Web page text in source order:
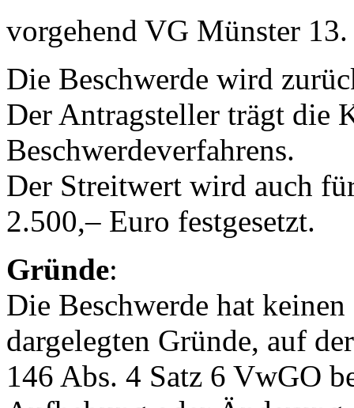
vorgehend VG Münster
Die Beschwerde wird
Der Antragsteller trägt die
Beschwerdeverfahrens.
Der Streitwert wird auch
2.500,– Euro festgesetzt.
Gründe:
Die Beschwerde hat
dargelegten Gründe, auf
146 Abs. 4 Satz 6 VwGO